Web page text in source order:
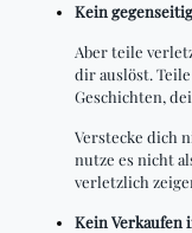
Kein
Aber teile
dir auslöst.
Geschichten,
Verstecke dich
nutze es nicht
verletzlich
Kein Verkaufen